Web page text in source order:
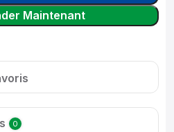
Maintenant
0